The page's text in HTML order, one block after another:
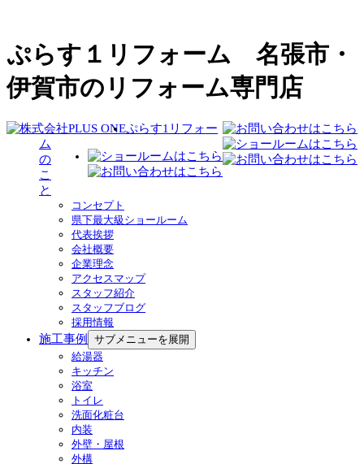
ぷらす１リフォーム 名張市・
伊賀市のリフォーム専門店
ぷらす1リフォー
ム
の
こ
と
コンセプト
県下最大級ショールーム
代表挨拶
会社概要
企業理念
アクセスマップ
スタッフ紹介
スタッフブログ
採用情報
施工事例
サブメニューを展開
給湯器
キッチン
浴室
トイレ
洗面化粧台
内装
外壁・屋根
外構